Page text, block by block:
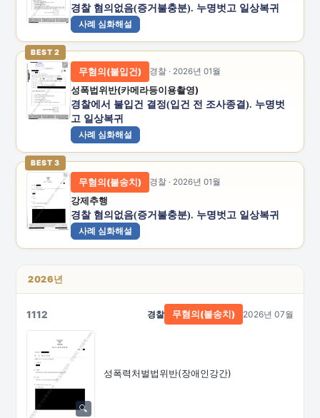
경찰 혐의없음(증거불충분). 누명벗고 일상복귀
사례 심화해설
BEST 2
무혐의(불입건) 경찰 · 2026년 01월
성폭법위반(카메라등이용촬영)
경찰에서 불입건 결정(입건 전 조사종결). 누명벗
고 일상복귀
사례 심화해설
BEST 3
무혐의(불송치) 경찰 · 2026년 01월
강제추행
경찰 혐의없음(증거불충분). 누명벗고 일상복귀
사례 심화해설
2026년
1112
성폭력처벌법위반(장애인강간)
경찰 무혐의(불송치) 2026년 07월